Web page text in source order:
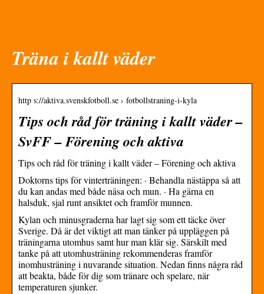
Träna i kallt väder
http s://aktiva.svenskfotboll.se › fotbollstraning-i-kyla
Tips och råd för träning i kallt väder –
SvFF – Förening och aktiva
Tips och råd för träning i kallt väder – Förening och aktiva
Doktorns tips för vinterträningen: · Behandla nästäppa så att
du kan andas med både näsa och mun. · Ha gärna en
halsduk, sjal runt ansiktet och framför munnen.
Kylan och minusgraderna har lagt sig som ett täcke över
Sverige. Då är det viktigt att man tänker på uppläggen på
träningarna utomhus samt hur man klär sig. Särskilt med
tanke på att utomhusträning rekommenderas framför
inomhusträning i nuvarande situation. Nedan finns några råd
att beakta, både för dig som tränare och spelare, när
temperaturen sjunker.